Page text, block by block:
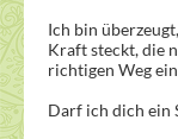
Ich bin
Kraft steckt, die
richtigen Weg
Darf ich dich ein